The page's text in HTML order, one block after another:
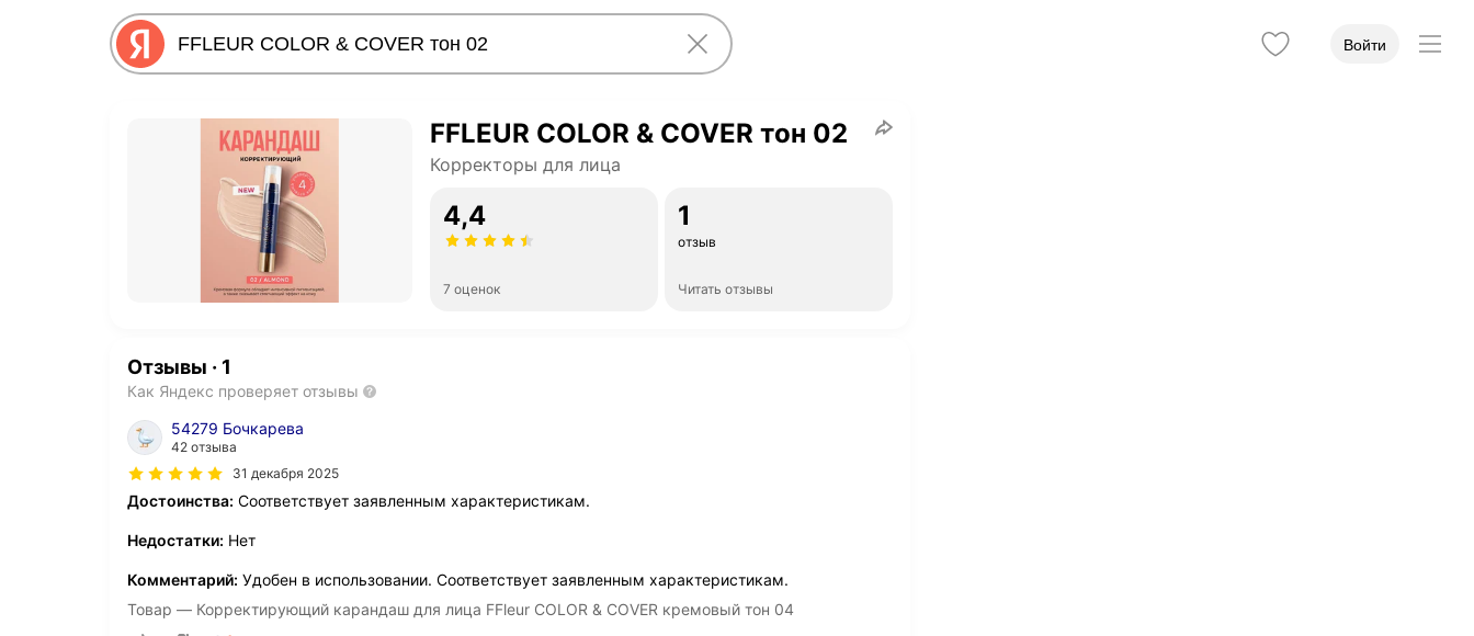
Войти
FFLEUR COLOR & COVER тон 02
Корректоры для лица
4,4
7 оценок
1
отзыв
Читать отзывы
Отзывы · 1
Как Яндекс проверяет отзывы
54279 Бочкарева
42 отзыва
31 декабря 2025
Достоинства: Соответствует заявленным характеристикам.
Недостатки: Нет
Комментарий: Удобен в использовании. Соответствует заявленным характеристикам.
Товар — Корректирующий карандаш для лица FFleur COLOR & COVER кремовый тон 04